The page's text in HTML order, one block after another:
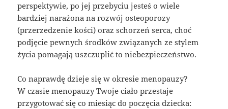
perspektywie, po jej przebyciu jesteś o wiele
bardziej narażona na rozwój osteoporozy
(przerzedzenie kości) oraz schorzeń serca, choć
podjęcie pewnych środków związanych ze stylem
życia pomagają uszczuplić to niebezpieczeństwo.
Co naprawdę dzieje się w okresie menopauzy?
W czasie menopauzy Twoje ciało przestaje
przygotować się co miesiąc do poczęcia dziecka: